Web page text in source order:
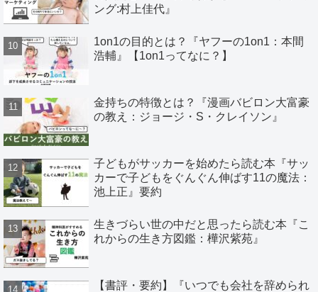
ング:村上佳代』
1on1の目的とは？『ヤフーの1on1：本間
浩輔』【1on1ってなに？】
金持ちの特徴とは？『漫画バビロン大富豪
の教え：ジョージ・S・クレイソン』
子どもがサッカーを始めたら読む本『サッ
カーで子どもをぐんぐん伸ばす11の魔法：
池上正』要約
生きづらい世の中だと思ったら読む本『こ
れからの生き方図鑑：樺沢紫苑』
【書評・要約】『いつでも会社を辞められ